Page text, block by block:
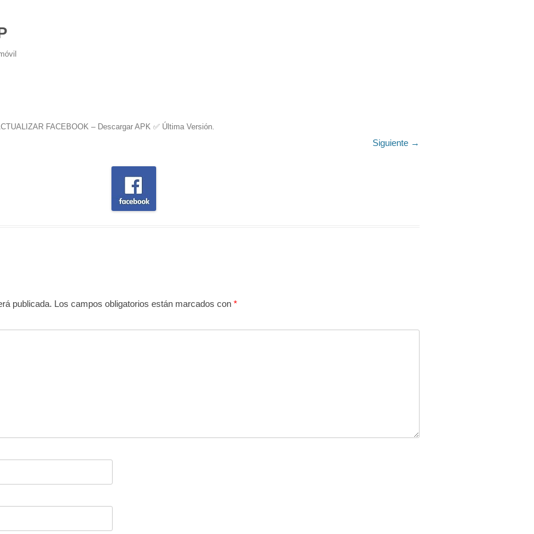
FACEBOOK – Descargar APK ✅️ Última Versión.
Siguiente →
publicada. Los campos obligatorios están marcados con *